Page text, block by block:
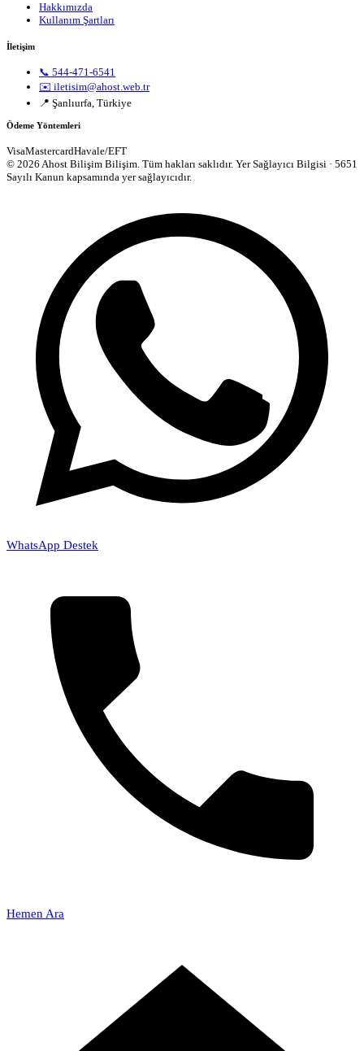
Hakkımızda
Kullanım Şartları
İletişim
📞 544-471-6541
✉️ iletisim@ahost.web.tr
📍 Şanlıurfa, Türkiye
Ödeme Yöntemleri
VisaMastercardHavale/EFT
© 2026 Ahost Bilişim Bilişim. Tüm hakları saklıdır. Yer Sağlayıcı Bilgisi · 5651
Sayılı Kanun kapsamında yer sağlayıcıdır.
WhatsApp Destek
Hemen Ara